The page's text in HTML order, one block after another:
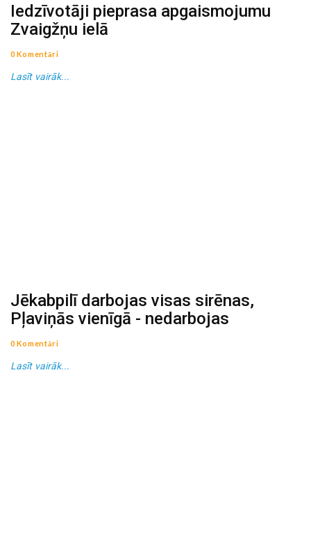
Iedzīvotāji pieprasa apgaismojumu
Zvaigžņu ielā
0 Komentāri
Lasīt vairāk...
Jēkabpilī darbojas visas sirēnas,
Pļaviņās vienīgā - nedarbojas
0 Komentāri
Lasīt vairāk...